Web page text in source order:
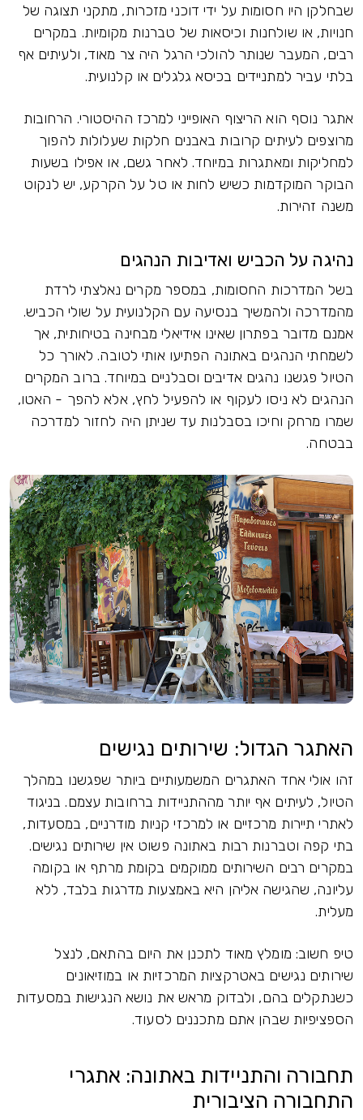
שבחלקן היו חסומות על ידי דוכני מזכרות, מתקני תצוגה של
חנויות, או שולחנות וכיסאות של טברנות מקומיות. במקרים
רבים, המעבר שנותר להולכי הרגל היה צר מאוד, ולעיתים אף
בלתי עביר למתניידים בכיסא גלגלים או קלנועית.
אתגר נוסף הוא הריצוף האופייני למרכז ההיסטורי. הרחובות
מרוצפים לעיתים קרובות באבנים חלקות שעלולות להפוך
למחליקות ומאתגרות במיוחד. לאחר גשם, או אפילו בשעות
הבוקר המוקדמות כשיש לחות או טל על הקרקע, יש לנקוט
משנה זהירות.
נהיגה על הכביש ואדיבות הנהגים
בשל המדרכות החסומות, במספר מקרים נאלצתי לרדת
מהמדרכה ולהמשיך בנסיעה עם הקלנועית על שולי הכביש.
אמנם מדובר בפתרון שאינו אידיאלי מבחינה בטיחותית, אך
לשמחתי הנהגים באתונה הפתיעו אותי לטובה. לאורך כל
הטיול פגשנו נהגים אדיבים וסבלניים במיוחד. ברוב המקרים
הנהגים לא ניסו לעקוף או להפעיל לחץ, אלא להפך - האטו,
שמרו מרחק וחיכו בסבלנות עד שניתן היה לחזור למדרכה
בבטחה.
האתגר הגדול: שירותים נגישים
זהו אולי אחד האתגרים המשמעותיים ביותר שפגשנו במהלך
הטיול, לעיתים אף יותר מההתניידות ברחובות עצמם. בניגוד
לאתרי תיירות מרכזיים או למרכזי קניות מודרניים, במסעדות,
בתי קפה וטברנות רבות באתונה פשוט אין שירותים נגישים.
במקרים רבים השירותים ממוקמים בקומת מרתף או בקומה
עליונה, שהגישה אליהן היא באמצעות מדרגות בלבד, ללא
מעלית.
טיפ חשוב: מומלץ מאוד לתכנן את היום בהתאם, לנצל
שירותים נגישים באטרקציות המרכזיות או במוזיאונים
כשנתקלים בהם, ולבדוק מראש את נושא הנגישות במסעדות
הספציפיות שבהן אתם מתכננים לסעוד.
תחבורה והתניידות באתונה: אתגרי
התחבורה הציבורית